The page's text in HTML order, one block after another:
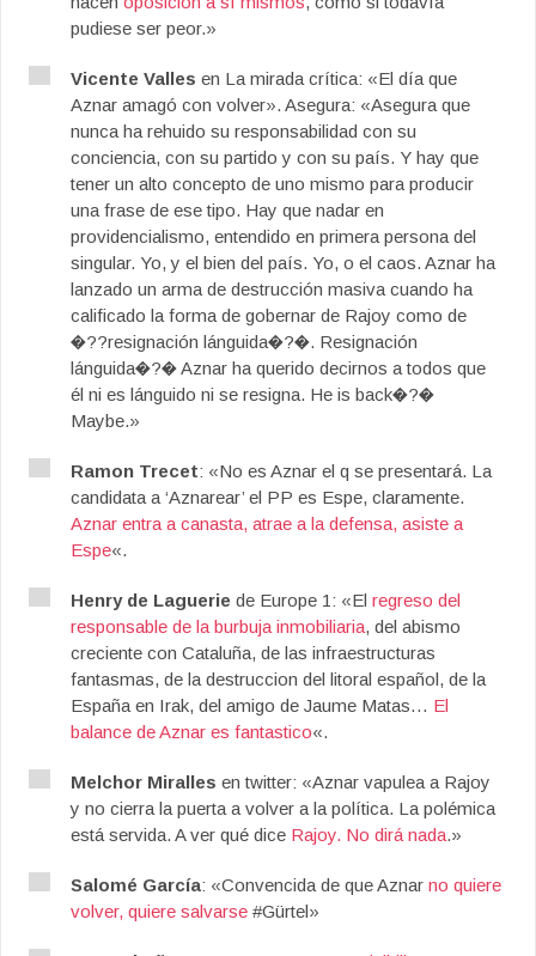
pudiese ser peor.»
Vicente Valles en La mirada crítica: «El día que
Aznar amagó con volver». Asegura: «Asegura que
nunca ha rehuido su responsabilidad con su
conciencia, con su partido y con su país. Y hay que
tener un alto concepto de uno mismo para producir
una frase de ese tipo. Hay que nadar en
providencialismo, entendido en primera persona del
singular. Yo, y el bien del país. Yo, o el caos. Aznar ha
lanzado un arma de destrucción masiva cuando ha
calificado la forma de gobernar de Rajoy como de
�??resignación lánguida�?�. Resignación
lánguida�?� Aznar ha querido decirnos a todos que
él ni es lánguido ni se resigna. He is back�?�
Maybe.»
Ramon Trecet: «No es Aznar el q se presentará. La
candidata a ‘Aznarear’ el PP es Espe, claramente.
Aznar entra a canasta, atrae a la defensa, asiste a
Espe«.
Henry de Laguerie de Europe 1: «El regreso del
responsable de la burbuja inmobiliaria, del abismo
creciente con Cataluña, de las infraestructuras
fantasmas, de la destruccion del litoral español, de la
España en Irak, del amigo de Jaume Matas… El
balance de Aznar es fantastico«.
Melchor Miralles en twitter: «Aznar vapulea a Rajoy
y no cierra la puerta a volver a la política. La polémica
está servida. A ver qué dice Rajoy. No dirá nada.»
Salomé García: «Convencida de que Aznar no quiere
volver, quiere salvarse #Gürtel»